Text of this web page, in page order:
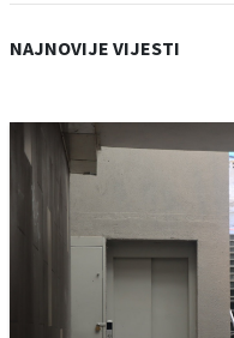
NAJNOVIJE VIJESTI